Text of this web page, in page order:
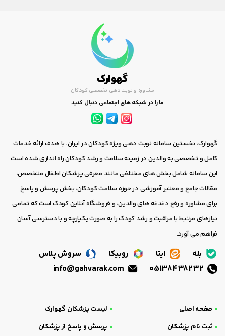
گهوارک
مشاوره و نوبت دهی تخصصی کودکان
ما را در شبکه های اجتماعی دنبال کنید
گهوارک، نخستین سامانه نوبت دهی ویژه کودکان در ایران، با هدف ارائه خدمات
کامل و تخصصی به والدین در زمینه سلامت و رشد کودکان راه اندازی شده است.
این سامانه شامل بخش های مختلفی مانند معرفی پزشکان اطفال متخصص،
مقالات جامع و معتبر آموزشی در حوزه سلامت کودکان، بخش پرسش و پاسخ
برای مشاوره و رفع دغدغه های والدین، و فروشگاه آنلاین کودک است که تمامی
نیازهای مرتبط با مراقبت و رشد کودک را به صورت یکپارچه و با دسترسی آسان
فراهم می آورد.
بله ایتا روبیکا
سروش پلاس
صفحه اصلی
لیست پزشکان گهوارک
ثبت نام پزشکان
پرسش و پاسخ از پزشکان